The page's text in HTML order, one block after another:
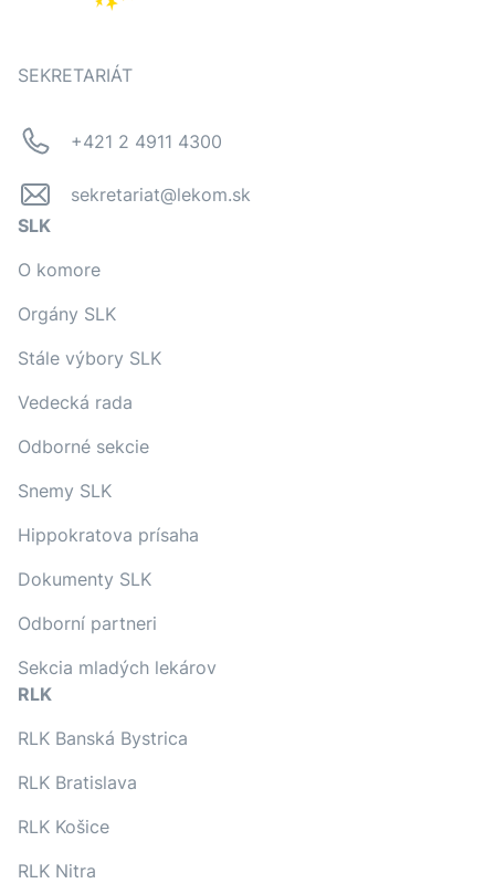
SEKRETARIÁT
+421 2 4911 4300
sekretariat@lekom.sk
SLK
O komore
Orgány SLK
Stále výbory SLK
Vedecká rada
Odborné sekcie
Snemy SLK
Hippokratova prísaha
Dokumenty SLK
Odborní partneri
Sekcia mladých lekárov
RLK
RLK Banská Bystrica
RLK Bratislava
RLK Košice
RLK Nitra